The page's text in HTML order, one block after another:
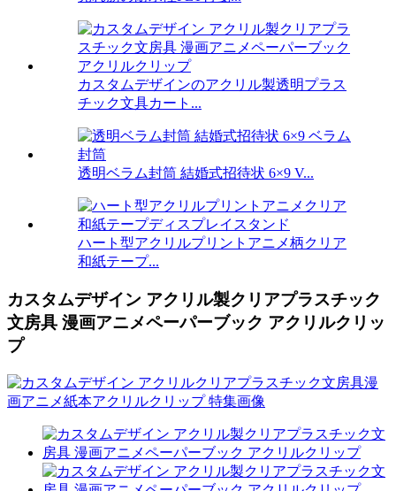
カスタムデザインのアクリル製透明プラス
チック文具カート...
透明ベラム封筒 結婚式招待状 6×9 V...
ハート型アクリルプリントアニメ柄クリア
和紙テープ...
カスタムデザイン アクリル製クリアプラスチック
文房具 漫画アニメペーパーブック アクリルクリッ
プ